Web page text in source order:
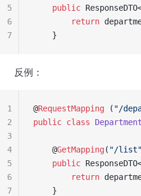
    public
ResponseDTO
        return
    }
5
6
7
反例：
@RequestMapping ( "/
public class
    @
GetMapping( "/list"
    public
ResponseDTO
        return
    }
1
2
3
4
5
6
7